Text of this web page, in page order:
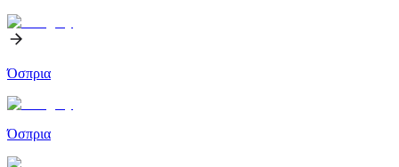
Όσπρια
Όσπρια